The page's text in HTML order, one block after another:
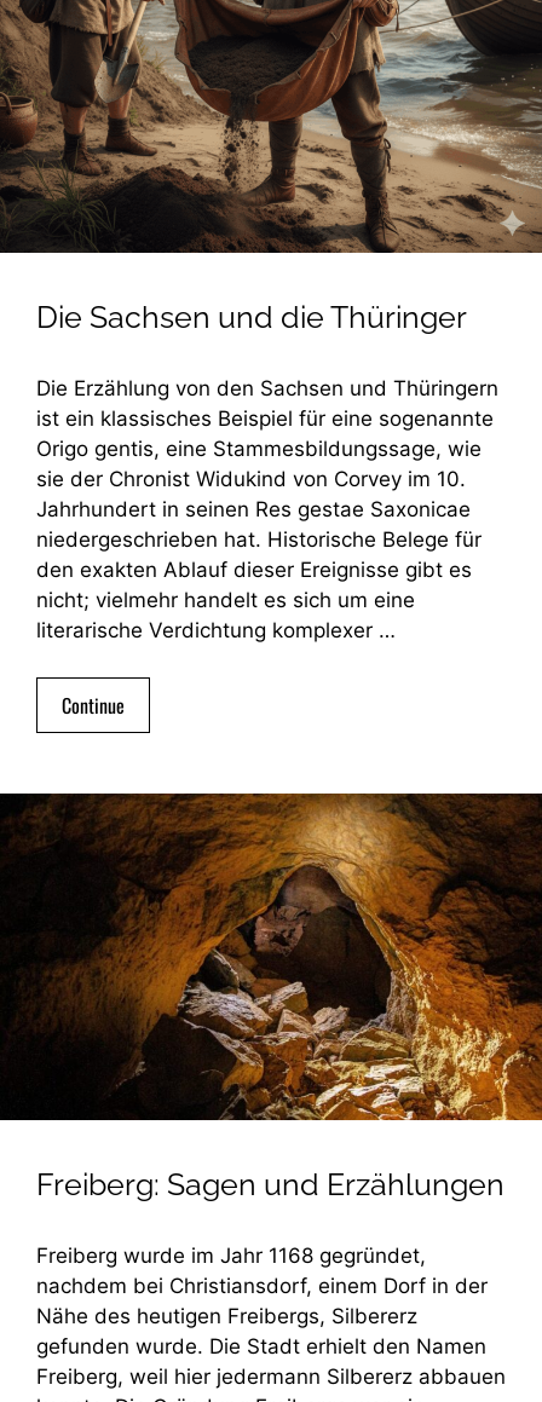
Die Sachsen und die Thüringer
Die Erzählung von den Sachsen und Thüringern
ist ein klassisches Beispiel für eine sogenannte
Origo gentis, eine Stammesbildungssage, wie
sie der Chronist Widukind von Corvey im 10.
Jahrhundert in seinen Res gestae Saxonicae
niedergeschrieben hat. Historische Belege für
den exakten Ablauf dieser Ereignisse gibt es
nicht; vielmehr handelt es sich um eine
literarische Verdichtung komplexer …
Continue
Freiberg: Sagen und Erzählungen
Freiberg wurde im Jahr 1168 gegründet,
nachdem bei Christiansdorf, einem Dorf in der
Nähe des heutigen Freibergs, Silbererz
gefunden wurde. Die Stadt erhielt den Namen
Freiberg, weil hier jedermann Silbererz abbauen